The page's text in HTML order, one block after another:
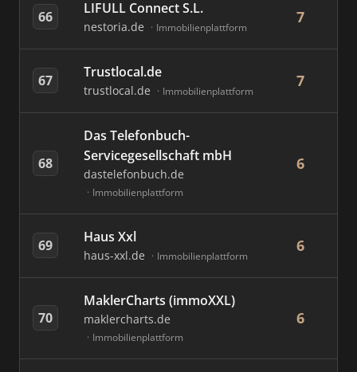
66 LIFULL Connect S.L.
nestoria.de Immobilienplattform
7
67 Trustlocal.de
trustlocal.de Immobilienplattform
7
68
Das Telefonbuch-
Servicegesellschaft mbH
dastelefonbuch.de
Immobilienplattform
6
69 Haus Xxl
haus-xxl.de Immobilienplattform
6
70
MaklerCharts (immoXXL)
maklercharts.de
Immobilienplattform
6